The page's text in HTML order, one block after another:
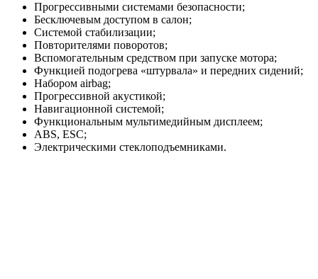
Прогрессивными системами безопасности;
Бесключевым доступом в салон;
Системой стабилизации;
Повторителями поворотов;
Вспомогательным средством при запуске мотора;
Функцией подогрева «штурвала» и передних сидений;
Набором airbag;
Прогрессивной акустикой;
Навигационной системой;
Функциональным мультимедийным дисплеем;
ABS, ESC;
Электрическими стеклоподъемниками.